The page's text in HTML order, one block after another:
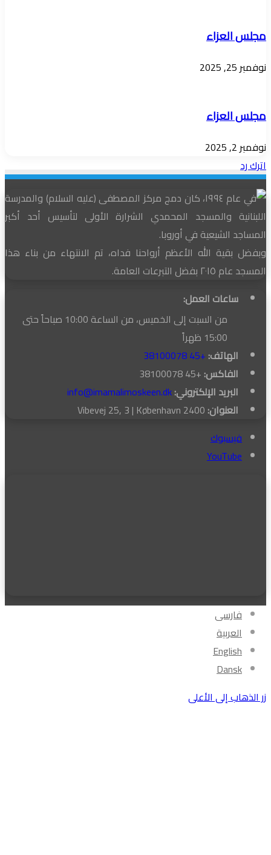
مجلس العزاء
نوفمبر 25, 2025
مجلس العزاء
نوفمبر 2, 2025
اترك رد
في عام ١٩٩٤، كان دمج مركز المصطفى (عليه السلام) والمدرسة
اللبنانية والمسجد المحمدي الشرارة الأولى لتأسيس أحد أكبر
المساجد الشيعية في أوروبا.
وبفضل بقية الله الأعظم أرواحنا فداه، تم الانتهاء من بناء هذا
المسجد عام ٢٠١٥ بفضل التبرعات العامة.
ساعات العمل:
من السبت إلى الخميس، من الساعة 10:00 صباحاً حتى
15:00 ظهراً
الهاتف: +45 38100078
الفاكس: +45 38100078
البريد الإلكتروني:info@imamalimoskeen.dk
العنوان:
فيسبوك
‫YouTube
فارسی
العربیة
English
Dansk
زر الذهاب إلى الأعلى